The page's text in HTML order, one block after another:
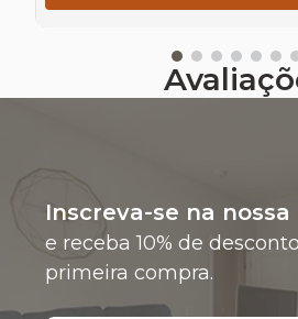
Inscreva-se na
e receba 10% de
primeira compra.